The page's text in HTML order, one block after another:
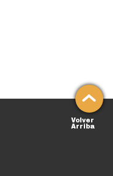
Volver
Arriba